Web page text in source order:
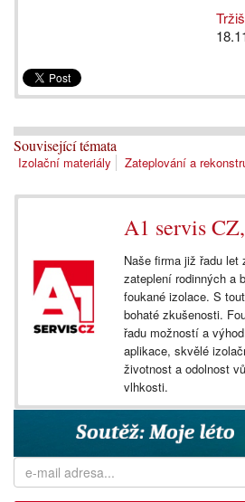
Související témata
Izolační materiály Zateplování a
A1 servis
Naše firma již řadu
zateplení rodinných a
foukané izolace. S
bohaté zkušenosti.
řadu možností a
aplikace, skvělé
životnost a odolnost
vlhkosti.